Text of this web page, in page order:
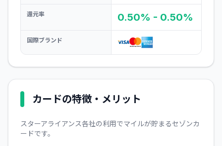
還元率 0.50% - 0.50%
国際ブランド
カードの特徴・メリット
スターアライアンス各社の利用でマイルが貯まるセゾンカ
ードです。